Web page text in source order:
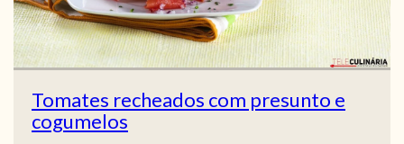
Tomates recheados com presunto e
cogumelos